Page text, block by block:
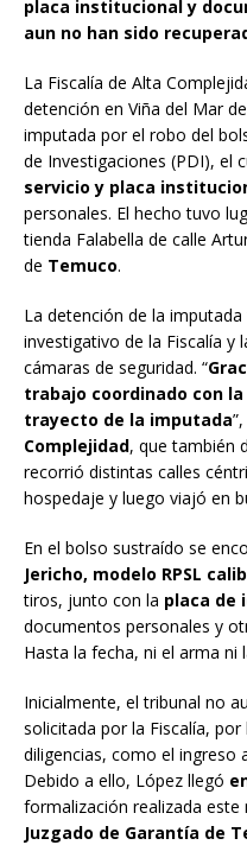
placa institucional y
aun no han sido
La Fiscalía de Alta
detención en Viña del Mar de
imputada por el robo del
de Investigaciones (PDI), el
servicio y placa
personales. El hecho tuvo
tienda Falabella de calle
de Temuco.
La detención de la
investigativo de la Fiscalía y
cámaras de seguridad. “
trabajo coordinado con
trayecto de la imputada
Complejidad, que también
recorrió distintas calles
hospedaje y luego viajó en
En el bolso sustraído se
Jericho, modelo RPSL
tiros, junto con la placa de
documentos personales y
Hasta la fecha, ni el arma ni
Inicialmente, el tribunal no
solicitada por la Fiscalía,
diligencias, como el ingreso
Debido a ello, López llegó
formalización realizada
Juzgado de Garantía de